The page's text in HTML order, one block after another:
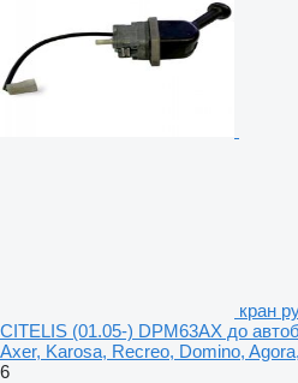
кран
CITELIS (01.05-) DPM63AX до
Axer, Karosa, Recreo, Domino,
6